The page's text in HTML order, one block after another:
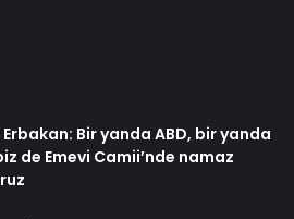
Bir yanda ABD, bir yanda
de Emevi Camii’nde namaz